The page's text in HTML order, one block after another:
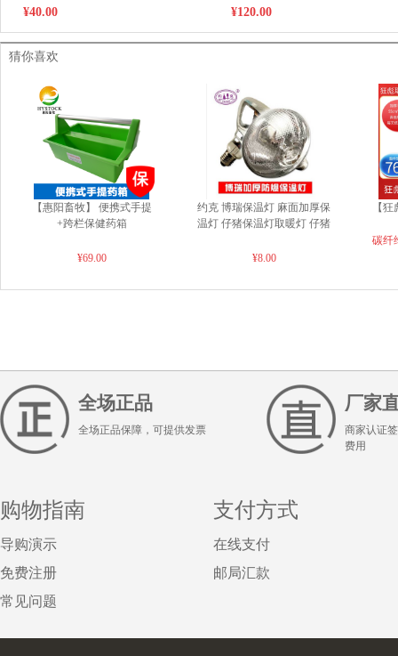
¥40.00 ¥120.00
猜你喜欢
【惠阳畜牧】 便携式手提
+跨栏保健药箱
¥69.00
约克 博瑞保温灯 麻面加厚保
温灯 仔猪保温灯取暖灯 仔猪
¥8.00
【
加
碳纤
全场正品
全场正品保障，可提供发票
厂家
商家认证
费用
购物指南
导购演示
免费注册
常见问题
支付方式
在线支付
邮局汇款